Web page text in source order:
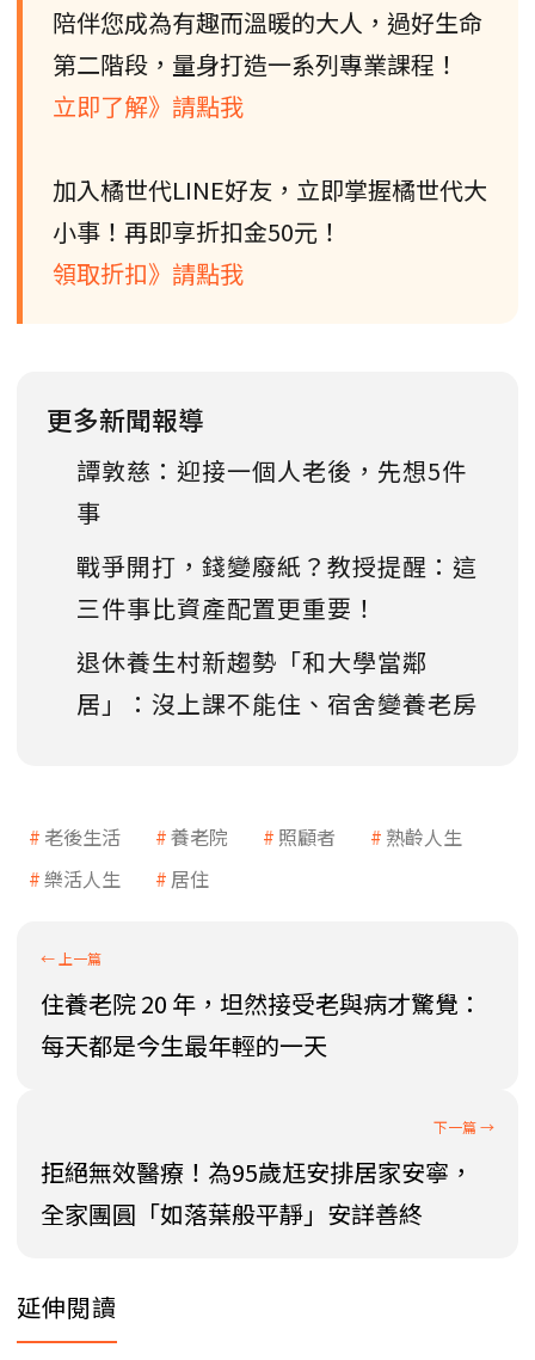
陪伴您成為有趣而溫暖的大人，過好生命
第二階段，量身打造一系列專業課程！
立即了解》請點我
加入橘世代LINE好友，立即掌握橘世代大
小事！再即享折扣金50元！
領取折扣》請點我
更多新聞報導
譚敦慈：迎接一個人老後，先想5件
事
戰爭開打，錢變廢紙？教授提醒：這
三件事比資產配置更重要！
退休養生村新趨勢「和大學當鄰
居」：沒上課不能住、宿舍變養老房
老後生活 養老院 照顧者
熟齡人生
樂活人生
居住
住養老院 20 年，坦然接受老與病才驚覺：
每天都是今生最年輕的一天
拒絕無效醫療！為95歲尪安排居家安寧，
全家團圓「如落葉般平靜」安詳善終
延伸閱讀